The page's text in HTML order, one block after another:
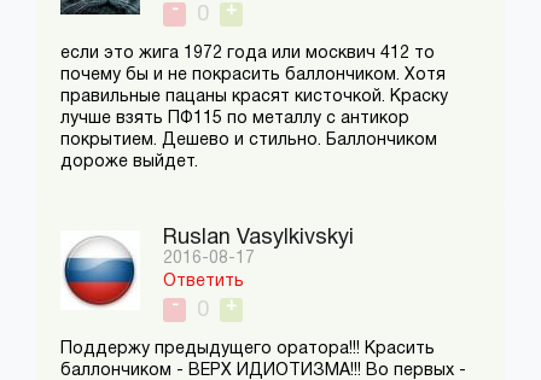
-
0 +
если это жига 1972 года или москвич 412 то
почему бы и не покрасить баллончиком. Хотя
правильные пацаны красят кисточкой. Краску
лучше взять ПФ115 по металлу с антикор
покрытием. Дешево и стильно. Баллончиком
дороже выйдет.
Ruslan Vasylkivskyi
2016-08-17
Ответить
-
0 +
Поддержу предыдущего оратора!!! Красить
баллончиком - ВЕРХ ИДИОТИЗМА!!! Во первых -